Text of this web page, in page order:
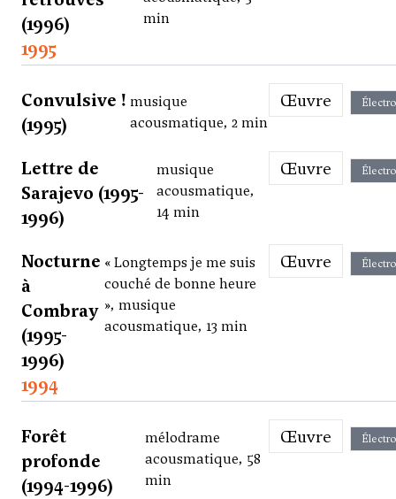
(1996)
min
1995
Convulsive !
(1995)
musique
acousmatique, 2 min
Œuvre
Lettre de
Sarajevo (1995-
1996)
musique
acousmatique,
14 min
Œuvre
Nocturne
à
Combray
(1995-
1996)
« Longtemps je me suis
couché de bonne heure
», musique
acousmatique, 13 min
Œuvre
1994
Forêt
profonde
(1994-1996)
mélodrame
acousmatique, 58
min
Œuvre